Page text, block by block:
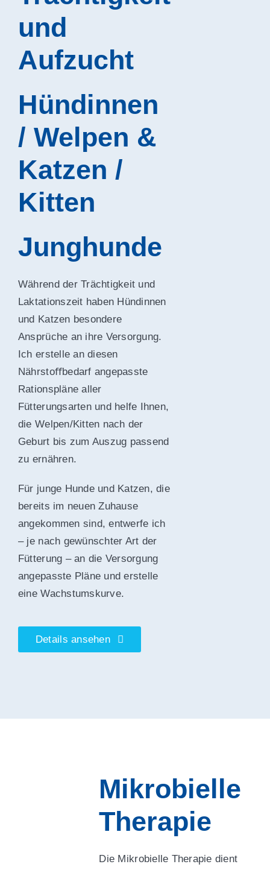
und
Aufzucht
Hündinnen
/ Welpen &
Katzen /
Kitten
Junghunde
Während der Trächtigkeit und
Laktationszeit haben Hündinnen
und Katzen besondere
Ansprüche an ihre Versorgung.
Ich erstelle an diesen
Nährstoﬀbedarf angepasste
Rationspläne aller
Fütterungsarten und helfe Ihnen,
die Welpen/Kitten nach der
Geburt bis zum Auszug passend
zu ernähren.
Für junge Hunde und Katzen, die
bereits im neuen Zuhause
angekommen sind, entwerfe ich
– je nach gewünschter Art der
Fütterung – an die Versorgung
angepasste Pläne und erstelle
eine Wachstumskurve.
Details ansehen
Mikrobielle
Therapie
Die Mikrobielle Therapie dient